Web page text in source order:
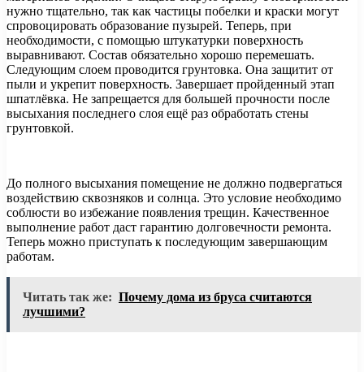
нужно тщательно, так как частицы побелки и краски могут
спровоцировать образование пузырей. Теперь, при
необходимости, с помощью штукатурки поверхность
выравнивают. Состав обязательно хорошо перемешать.
Следующим слоем проводится грунтовка. Она защитит от
пыли и укрепит поверхность. Завершает пройденный этап
шпатлёвка. Не запрещается для большей прочности после
высыхания последнего слоя ещё раз обработать стены
грунтовкой.
До полного высыхания помещение не должно подвергаться
воздействию сквозняков и солнца. Это условие необходимо
соблюсти во избежание появления трещин. Качественное
выполнение работ даст гарантию долговечности ремонта.
Теперь можно приступать к последующим завершающим
работам.
Читать так же: Почему дома из бруса считаются
лучшими?